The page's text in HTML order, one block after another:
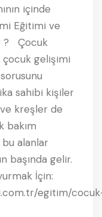
içinde
Eğitimi ve
? Çocuk
çocuk gelişimi
sahibi kişiler
kreşler de
bakım
bu alanlar
başında gelir.
İçin:
egitim/